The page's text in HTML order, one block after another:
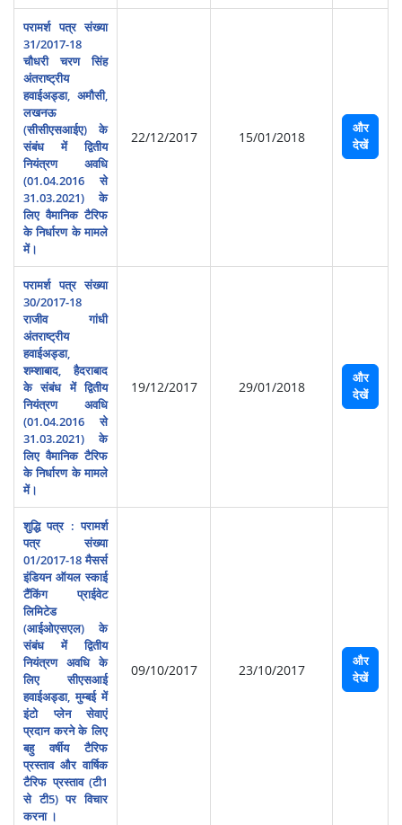
परामर्श पत्र संख्या
31/2017-18
चौधरी चरण सिंह
अंतराष्‍ट्रीय
हवाईअड्डा, अमौसी,
लखनऊ
(सीसीएसआईए) के
संबंध में द्वितीय
नियंत्रण अवधि
(01.04.2016 से
31.03.2021) के
लिए वैमानिक टैरिफ
के निर्धारण के मामले
में।
22/12/2017 15/01/2018
और
देखें
परामर्श पत्र संख्या
30/2017-18
राजीव गांधी
अंतराष्‍ट्रीय
हवाईअड्डा,
शम्‍शाबाद, हैदराबाद
के संबंध में द्वितीय
नियंत्रण अवधि
(01.04.2016 से
31.03.2021) के
लिए वैमानिक टैरिफ
के निर्धारण के मामले
में।
19/12/2017 29/01/2018
और
देखें
शुद्धि पत्र : परामर्श
पत्र संख्या
01/2017-18 मैसर्स
इंडियन ऑयल स्काई
टैंकिंग प्राईवेट
लिमिटेड
(आईओएसएल) के
संबंध में द्वितीय
नियंत्रण अवधि के
लिए सीएसआई
हवाईअड्डा, मुम्बई में
इंटो प्लेन सेवाएं
प्रदान करने के लिए
बहु वर्षीय टैरिफ
प्रस्‍ताव और वार्षिक
टैरिफ प्रस्ताव (टी1
से टी5) पर विचार
करना ।
09/10/2017 23/10/2017
और
देखें